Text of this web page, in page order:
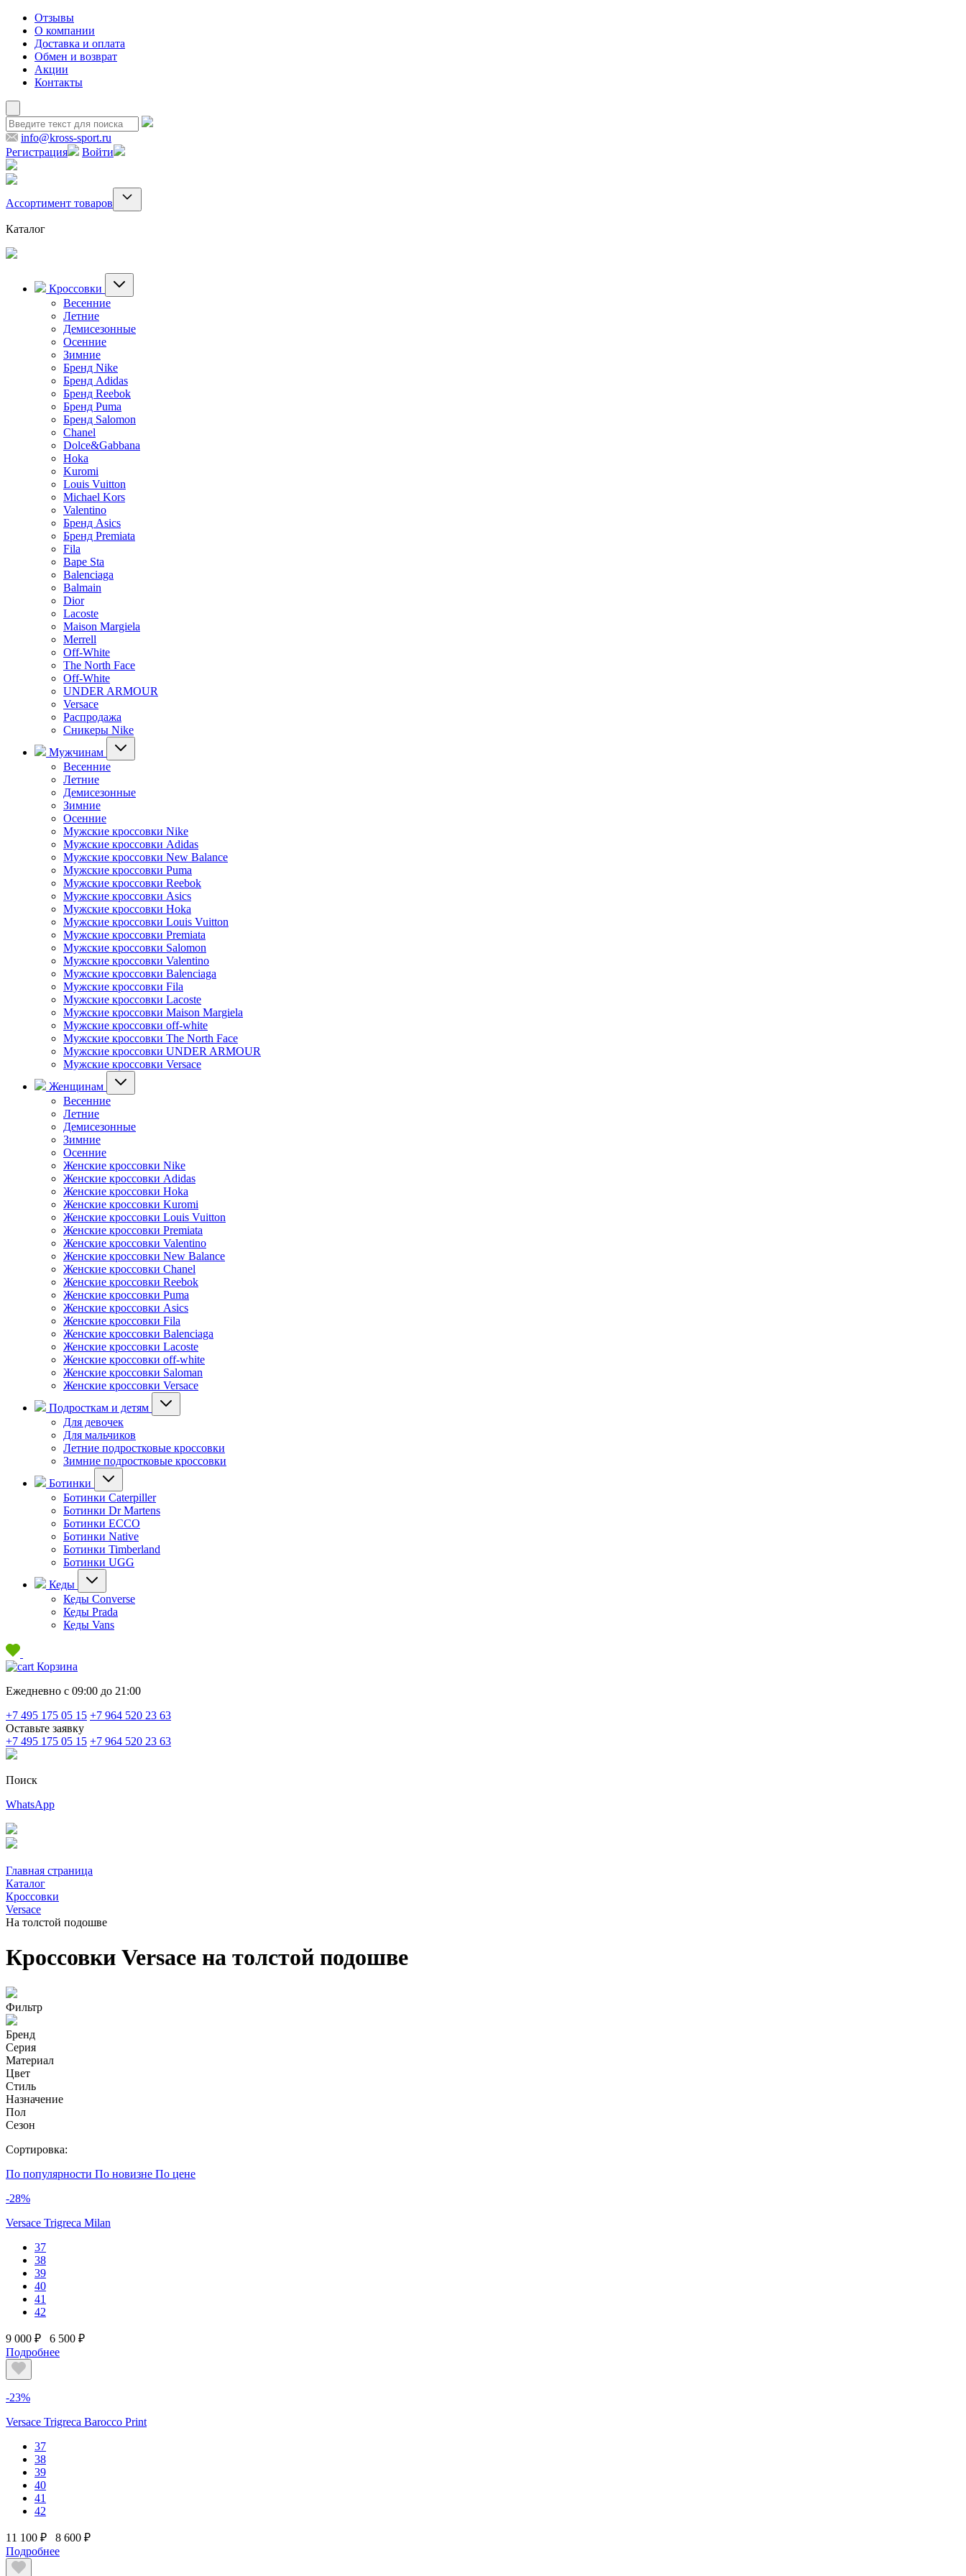
Отзывы
О компании
Доставка и оплата
Обмен и возврат
Акции
Контакты
info@kross-sport.ru
Регистрация
Войти
Ассортимент товаров
Каталог
Кроссовки
Весенние
Летние
Демисезонные
Осенние
Зимние
Бренд Nike
Бренд Adidas
Бренд Reebok
Бренд Puma
Бренд Salomon
Chanel
Dolce&Gabbana
Hoka
Kuromi
Louis Vuitton
Michael Kors
Valentino
Бренд Asics
Бренд Premiata
Fila
Bape Sta
Balenciaga
Balmain
Dior
Lacoste
Maison Margiela
Merrell
Off-White
The North Face
Off-White
UNDER ARMOUR
Versace
Распродажа
Сникеры Nike
Мужчинам
Весенние
Летние
Демисезонные
Зимние
Осенние
Мужские кроссовки Nike
Мужские кроссовки Adidas
Мужские кроссовки New Balance
Мужские кроссовки Puma
Мужские кроссовки Reebok
Мужские кроссовки Asics
Мужские кроссовки Hoka
Мужские кроссовки Louis Vuitton
Мужские кроссовки Premiata
Мужские кроссовки Salomon
Мужские кроссовки Valentino
Мужские кроссовки Balenciaga
Мужские кроссовки Fila
Мужские кроссовки Lacoste
Мужские кроссовки Maison Margiela
Мужские кроссовки off-white
Мужские кроссовки The North Face
Мужские кроссовки UNDER ARMOUR
Мужские кроссовки Versace
Женщинам
Весенние
Летние
Демисезонные
Зимние
Осенние
Женские кроссовки Nike
Женские кроссовки Adidas
Женские кроссовки Hoka
Женские кроссовки Kuromi
Женские кроссовки Louis Vuitton
Женские кроссовки Premiata
Женские кроссовки Valentino
Женские кроссовки New Balance
Женские кроссовки Chanel
Женские кроссовки Reebok
Женские кроссовки Puma
Женские кроссовки Asics
Женские кроссовки Fila
Женские кроссовки Balenciaga
Женские кроссовки Lacoste
Женские кроссовки off-white
Женские кроссовки Saloman
Женские кроссовки Versace
Подросткам и детям
Для девочек
Для мальчиков
Летние подростковые кроссовки
Зимние подростковые кроссовки
Ботинки
Ботинки Caterpiller
Ботинки Dr Martens
Ботинки ECCO
Ботинки Native
Ботинки Timberland
Ботинки UGG
Кеды
Кеды Converse
Кеды Prada
Кеды Vans
Корзина
Ежедневно с 09:00 до 21:00
+7 495 175 05 15 +7 964 520 23 63
Оставьте заявку
+7 495 175 05 15 +7 964 520 23 63
Поиск
WhatsApp
Главная страница
Каталог
Кроссовки
Versace
На толстой подошве
Кроссовки Versace на толстой подошве
Фильтр
Бренд
Серия
Материал
Цвет
Стиль
Назначение
Пол
Сезон
Сортировка:
По популярности По новизне По цене
-28%
Versace Trigreca Milan
37
38
39
40
41
42
9 000 ₽
6 500 ₽
Подробнее
-23%
Versace Trigreca Barocco Print
37
38
39
40
41
42
11 100 ₽
8 600 ₽
Подробнее